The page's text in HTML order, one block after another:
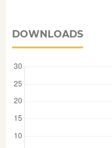
DOWNLOADS